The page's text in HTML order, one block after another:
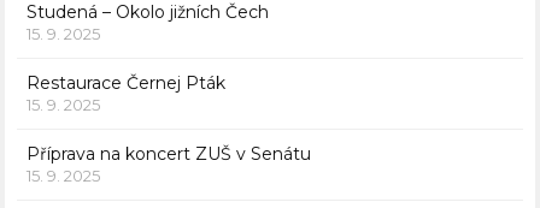
Studená – Okolo jižních Čech
15. 9. 2025
Restaurace Černej Pták
15. 9. 2025
Příprava na koncert ZUŠ v Senátu
15. 9. 2025